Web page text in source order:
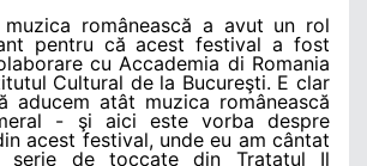
muzica românească a avut un rol
pentru că acest festival a fost
cu Accademia di Romania
Cultural de la Bucureşti. E clar
aducem atât muzica românească
- şi aici este vorba despre
acest festival, unde eu am cântat
serie de toccate din Tratatul Il